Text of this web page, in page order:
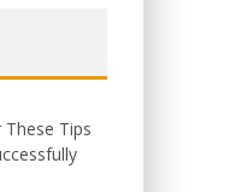
Tips